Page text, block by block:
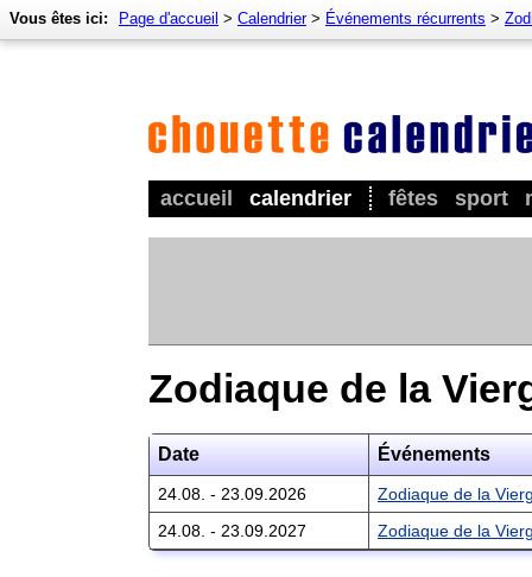
accueil calendrier fêtes sport
Vous êtes ici: Page d'accueil > Calendrier> Événements récurrents >
Zodiaque de la
Date Événements
24.08. - 23.09.2026
Zodiaque de la
24.08. - 23.09.2027
Zodiaque de la